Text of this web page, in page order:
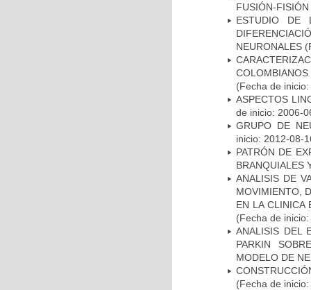
FUSIÓN-
ESTUDIO DE
NEURONALES
(Fecha de
ASPECTOS
de inicio: 2006-
GRUPO DE
inicio: 2012-08-
PATRÓN DE
BRANQUIALES
ANALISIS DE
MOVIMIENTO,
EN LA CLINICA
(Fecha de
ANALISIS DEL
PARKIN
MODELO DE
(Fecha de